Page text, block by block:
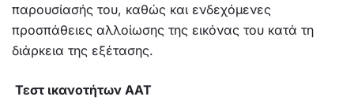
παρουσίασής του, καθώς και ενδεχόμενες
προσπάθειες αλλοίωσης της εικόνας του κατά τη
διάρκεια της εξέτασης.
Τεστ ικανοτήτων ΑΑΤ